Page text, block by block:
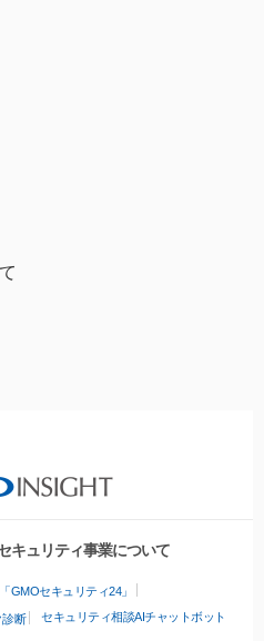
キュリティ事業について
GMOセキュリティ24」
診断 セキュリティ相談AIチャットボット